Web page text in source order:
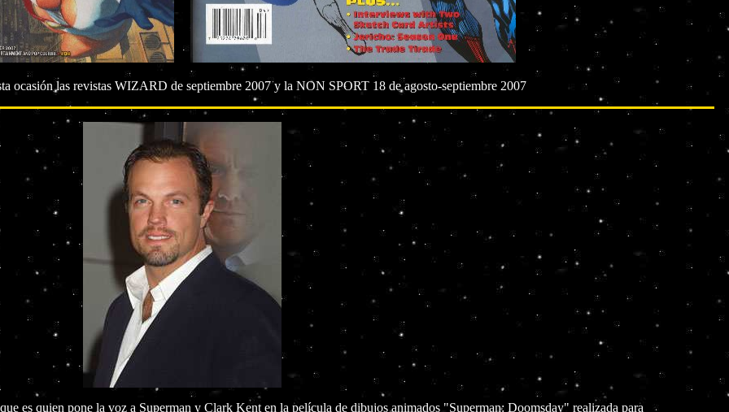
ocasión las revistas WIZARD de septiembre 2007 y la NON SPORT 18 de agosto-septiembre 2007
es quien pone la voz a Superman y Clark Kent en la película de dibujos animados "Superman: Doomsday" realizada para